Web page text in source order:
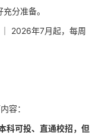
分准备。
2026年7月起，每周
容：
科可投、直通校招，但